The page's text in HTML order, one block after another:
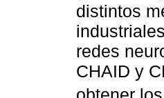
distintos
redes
CHAID y